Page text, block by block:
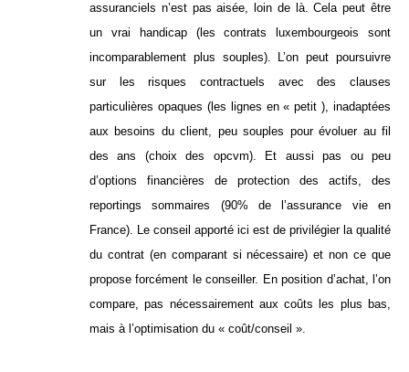
assuranciels n’est pas aisée, loin de là. Cela peut être
un vrai handicap (les contrats luxembourgeois sont
incomparablement plus souples). L’on peut poursuivre
sur les risques contractuels avec des clauses
particulières opaques (les lignes en « petit ), inadaptées
aux besoins du client, peu souples pour évoluer au fil
des ans (choix des opcvm). Et aussi pas ou peu
d’options financières de protection des actifs, des
reportings sommaires (90% de l’assurance vie en
France). Le conseil apporté ici est de privilégier la qualité
du contrat (en comparant si nécessaire) et non ce que
propose forcément le conseiller. En position d’achat, l’on
compare, pas nécessairement aux coûts les plus bas,
mais à l’optimisation du « coût/conseil ».